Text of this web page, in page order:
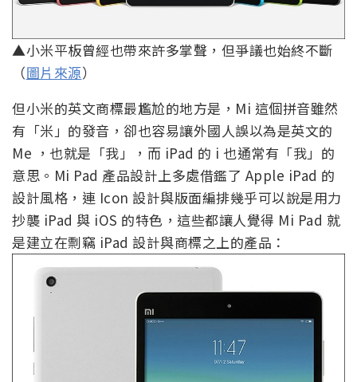
▲小米平板曾經也帶來許多掌聲，但爭議也始終不斷
（圖片來源）
但小米的英文商標最尷尬的地方是，Mi 這個拼音雖然
有「米」的發音，卻也容易讓外國人誤以為是英文的
Me ，也就是「我」，而 iPad 的 i 也通常有「我」的
意思。Mi Pad 產品設計上多處借鑑了 Apple iPad 的
設計風格，連 Icon 設計與版面編排幾乎可以說是用力
抄襲 iPad 與 iOS 的特色，這些都讓人覺得 Mi Pad 就
是建立在剽竊 iPad 設計與商標之上的產品：